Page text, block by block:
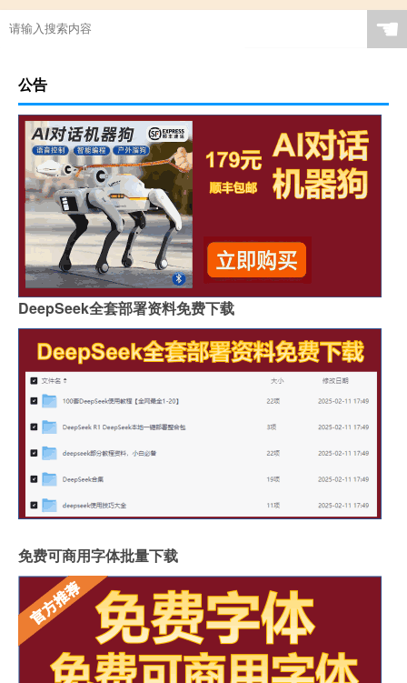
☚
公告
DeepSeek全套部署资料免费下载
免费可商用字体批量下载